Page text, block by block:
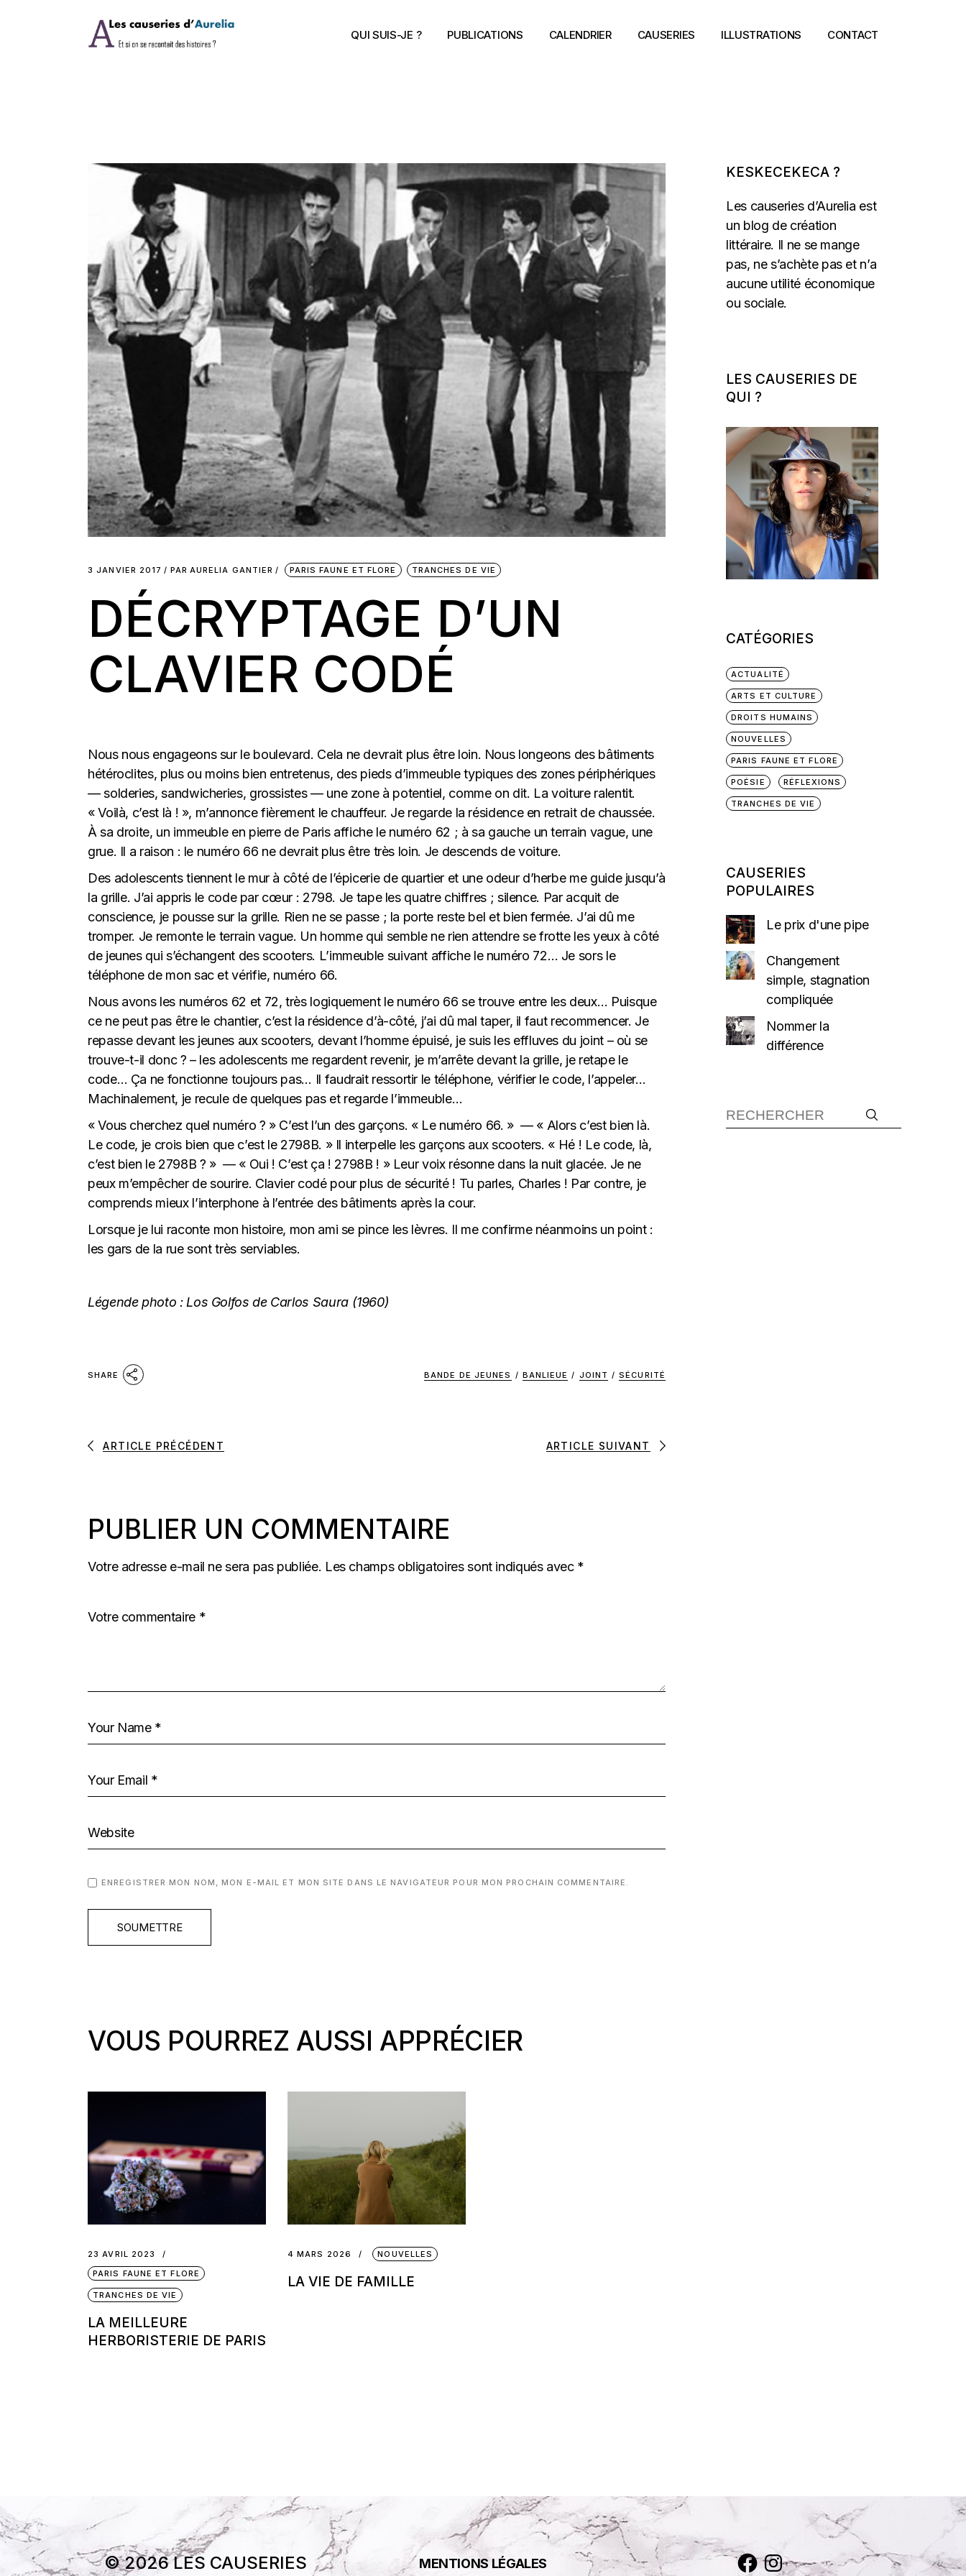
QUI SUIS-JE ? PUBLICATIONS CALENDRIER CAUSERIES ILLUSTRATIONS CONTACT
3 JANVIER 2017 PAR AURELIA GANTIER PARIS FAUNE ET FLORE TRANCHES DE VIE
DÉCRYPTAGE D’UN
CLAVIER CODÉ
Nous nous engageons sur le boulevard. Cela ne devrait plus être loin. Nous longeons des bâtiments
hétéroclites, plus ou moins bien entretenus, des pieds d’immeuble typiques des zones périphériques
— solderies, sandwicheries, grossistes — une zone à potentiel, comme on dit. La voiture ralentit.
« Voilà, c’est là ! », m’annonce fièrement le chauffeur. Je regarde la résidence en retrait de chaussée.
À sa droite, un immeuble en pierre de Paris affiche le numéro 62 ; à sa gauche un terrain vague, une
grue. Il a raison : le numéro 66 ne devrait plus être très loin. Je descends de voiture.
Des adolescents tiennent le mur à côté de l’épicerie de quartier et une odeur d’herbe me guide jusqu’à
la grille. J’ai appris le code par cœur : 2798. Je tape les quatre chiffres ; silence. Par acquit de
conscience, je pousse sur la grille. Rien ne se passe ; la porte reste bel et bien fermée. J’ai dû me
tromper. Je remonte le terrain vague. Un homme qui semble ne rien attendre se frotte les yeux à côté
de jeunes qui s’échangent des scooters. L’immeuble suivant affiche le numéro 72… Je sors le
téléphone de mon sac et vérifie, numéro 66.
Nous avons les numéros 62 et 72, très logiquement le numéro 66 se trouve entre les deux… Puisque
ce ne peut pas être le chantier, c’est la résidence d’à-côté, j’ai dû mal taper, il faut recommencer. Je
repasse devant les jeunes aux scooters, devant l’homme épuisé, je suis les effluves du joint – où se
trouve-t-il donc ? – les adolescents me regardent revenir, je m’arrête devant la grille, je retape le
code… Ça ne fonctionne toujours pas… Il faudrait ressortir le téléphone, vérifier le code, l’appeler…
Machinalement, je recule de quelques pas et regarde l’immeuble…
« Vous cherchez quel numéro ? » C’est l’un des garçons. « Le numéro 66. » — « Alors c’est bien là.
Le code, je crois bien que c’est le 2798B. » Il interpelle les garçons aux scooters. « Hé ! Le code, là,
c’est bien le 2798B ? » — « Oui ! C’est ça ! 2798B ! » Leur voix résonne dans la nuit glacée. Je ne
peux m’empêcher de sourire. Clavier codé pour plus de sécurité ! Tu parles, Charles ! Par contre, je
comprends mieux l’interphone à l’entrée des bâtiments après la cour.
Lorsque je lui raconte mon histoire, mon ami se pince les lèvres. Il me confirme néanmoins un point :
les gars de la rue sont très serviables.
Légende photo : Los Golfos de Carlos Saura (1960)
SHARE BANDE DE JEUNES / BANLIEUE / JOINT / SÉCURITÉ
ARTICLE PRÉCÉDENT ARTICLE SUIVANT
PUBLIER UN COMMENTAIRE
Votre adresse e-mail ne sera pas publiée. Les champs obligatoires sont indiqués avec *
ENREGISTRER MON NOM, MON E-MAIL ET MON SITE DANS LE NAVIGATEUR POUR MON PROCHAIN COMMENTAIRE.
SOUMETTRE
VOUS POURREZ AUSSI APPRÉCIER
23 AVRIL 2023
PARIS FAUNE ET FLORE
TRANCHES DE VIE
LA MEILLEURE
HERBORISTERIE DE PARIS
4 MARS 2026 NOUVELLES
LA VIE DE FAMILLE
KESKECEKECA ?
Les causeries d’Aurelia est
un blog de création
littéraire. Il ne se mange
pas, ne s’achète pas et n’a
aucune utilité économique
ou sociale.
LES CAUSERIES DE
QUI ?
CATÉGORIES
ACTUALITÉ
ARTS ET CULTURE
DROITS HUMAINS
NOUVELLES
PARIS FAUNE ET FLORE
POÉSIE RÉFLEXIONS
TRANCHES DE VIE
CAUSERIES
POPULAIRES
Le prix d'une pipe
Changement
simple, stagnation
compliquée
Nommer la
différence
© 2026 LES CAUSERIES
MENTIONS LÉGALES